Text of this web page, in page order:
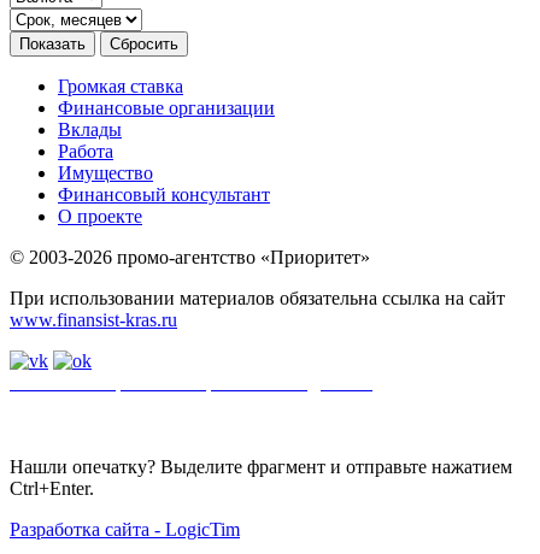
Громкая ставка
Финансовые организации
Вклады
Работа
Имущество
Финансовый консультант
О проекте
© 2003-2026 промо-агентство «Приоритет»
При использовании материалов обязательна ссылка на сайт
www.finansist-kras.ru
Нашли опечатку? Выделите фрагмент и отправьте нажатием
Ctrl+Enter.
Разработка сайта - LogicTim